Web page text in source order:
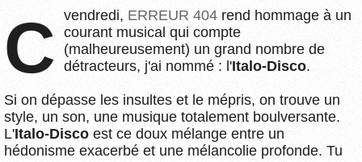
C vendredi, ERREUR 404 rend hommage à un
courant musical qui compte
(malheureusement) un grand nombre de
détracteurs, j'ai nommé : l'Italo-Disco.
Si on dépasse les insultes et le mépris, on trouve un
style, un son, une musique totalement boulversante.
L'Italo-Disco est ce doux mélange entre un
hédonisme exacerbé et une mélancolie profonde. Tu